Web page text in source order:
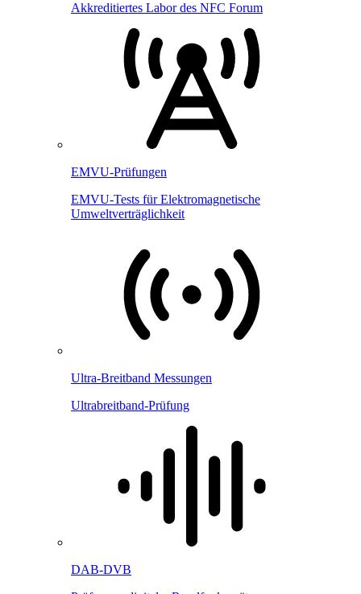
Akkreditiertes Labor des NFC Forum
EMVU-Prüfungen
EMVU-Tests für Elektromagnetische
Umweltverträglichkeit
Ultra-Breitband Messungen
Ultrabreitband-Prüfung
DAB-DVB